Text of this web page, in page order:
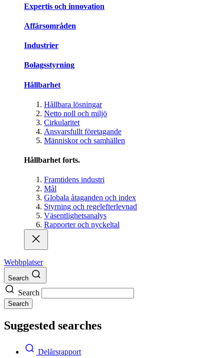
Expertis och innovation
Affärsområden
Industrier
Bolagsstyrning
Hållbarhet
Hållbara lösningar
Netto noll och miljö
Cirkularitet
Ansvarsfullt företagande
Människor och samhällen
Hållbarhet forts.
Framtidens industri
Mål
Globala åtaganden och index
Styrning och regelefterlevnad
Väsentlighetsanalys
Rapporter och nyckeltal
Webbplatser
Search
Search
Search
Suggested searches
Delårsrapport